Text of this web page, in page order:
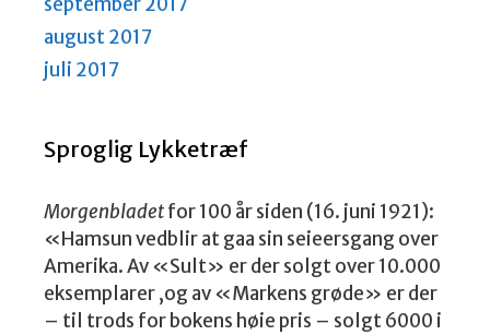
august 2017
juli 2017
Sproglig Lykketræf
Morgenbladetfor 100 år siden (16. juni 1921):
«Hamsun vedblir at gaa sin seieersgang over
Amerika. Av «Sult» er der solgt over 10.000
eksemplarer ,og av «Markens grøde» er der
– til trods for bokens høie pris – solgt 6000 i